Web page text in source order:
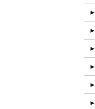
►
►
►
►
►
►